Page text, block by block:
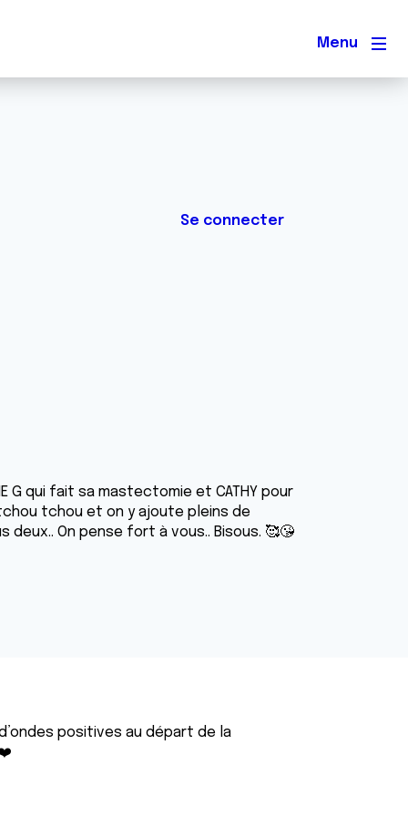
Menu
Se connecter
G qui fait sa mastectomie et CATHY pour
tchou et on y ajoute pleins de
On pense fort à vous.. Bisous. 🥰😘
positives au départ de la